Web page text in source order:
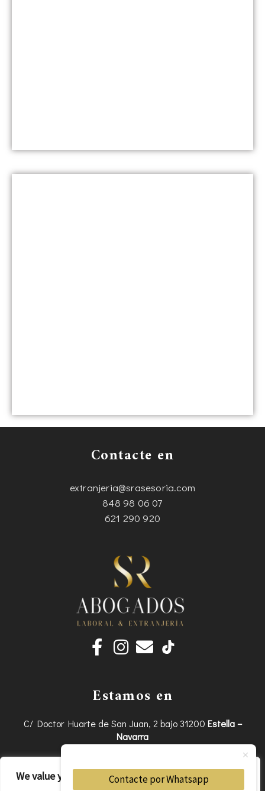
We value your privacy
Contacte en
extranjeria@srasesoria.com
848 98 06 07
621 290 920
F
a
e
o
o
I
n
t
g
r
m
E
n
e
o
p
Estamos en
C/ Doctor Huarte de San Juan, 2 bajo 31200 Estella –
Navarra
Navarra
Contacte por Whatsapp